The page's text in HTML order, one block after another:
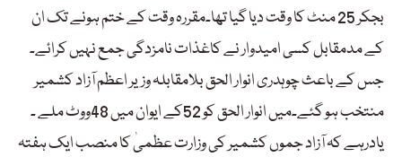
بجکر 25 منٹ کا وقت دیا گیا تھا۔مقررہ وقت کے ختم ہونے تک ان
کے مدمقابل کسی امیدوار نے کاغذات نامزدگی جمع نہیں کرائے۔
جس کے باعث چوہدری انوار الحق بلامقابلہ وزیر اعظم آزاد کشمیر
منتخب ہو گئے۔میں انوار الحق کو 52کے ایوان میں 48ووٹ ملے ۔
یادرہے کہ آزاد جموں کشمیر کی وزارت عظمیٰ کا منصب ایک ہفتہ